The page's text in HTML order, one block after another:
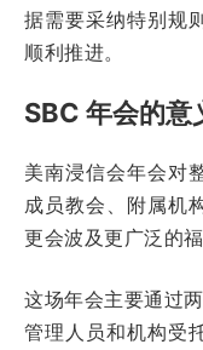
据需要采纳特别规
顺利推进。
SBC 年会的意
美南浸信会年会对
成员教会、附属机
更会波及更广泛的福
这场年会主要通过
管理人员和机构受